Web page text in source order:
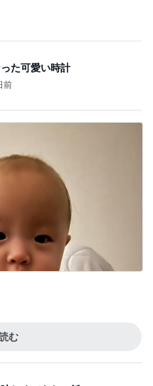
た可愛い時計
前
む